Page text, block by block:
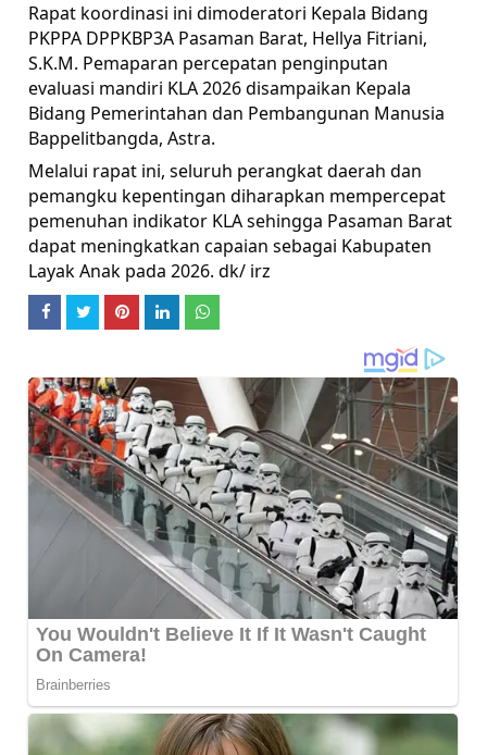
Rapat koordinasi ini dimoderatori Kepala Bidang
PKPPA DPPKBP3A Pasaman Barat, Hellya Fitriani,
S.K.M. Pemaparan percepatan penginputan
evaluasi mandiri KLA 2026 disampaikan Kepala
Bidang Pemerintahan dan Pembangunan Manusia
Bappelitbangda, Astra.
Melalui rapat ini, seluruh perangkat daerah dan
pemangku kepentingan diharapkan mempercepat
pemenuhan indikator KLA sehingga Pasaman Barat
dapat meningkatkan capaian sebagai Kabupaten
Layak Anak pada 2026. dk/ irz